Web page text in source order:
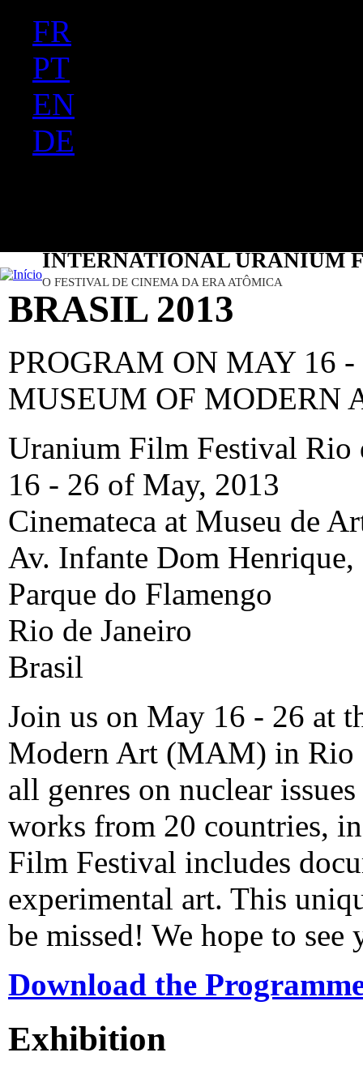
FR
PT
EN
DE
INTERNATIONAL URANIUM
O FESTIVAL DE CINEMA DA ERA ATÔMICA
BRASIL 2013
PROGRAM ON MAY 16
MUSEUM OF MODERN
Uranium Film Festival Rio
16 - 26 of May, 2013
Cinemateca at Museu de
Av. Infante Dom Henrique,
Parque do Flamengo
Rio de Janeiro
Brasil
Join us on May 16 - 26 at
Modern Art (MAM) in Rio
all genres on nuclear
works from 20 countries,
Film Festival includes
experimental art. This
be missed! We hope to see
Download the
Exhibition